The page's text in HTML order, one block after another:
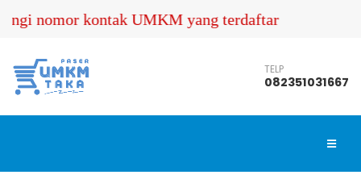
UMKM yang terdaftar dalam Website ini.
TELP
082351031667